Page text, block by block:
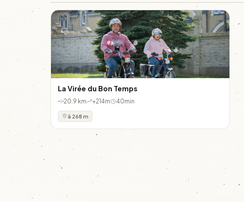
La Virée du Bon Temps
20.9 km +214m 40min
à 268 m